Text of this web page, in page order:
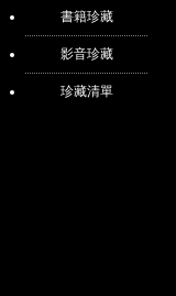
書籍珍藏
影音珍藏
珍藏清單